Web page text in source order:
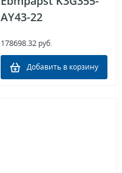
AY43-22
178698.32 руб.
Добавить в корзину